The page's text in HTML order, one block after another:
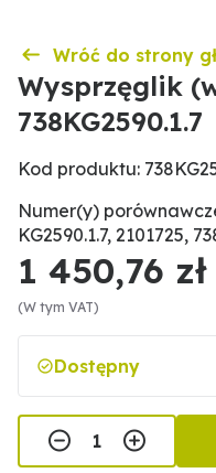
Wróć do strony
Wysprzęglik
738KG2590.1.7
Kod produktu:
Numer(y)
KG2590.1.7, 2101725,
1 450,76 zł
(W tym VAT)
Dostępny